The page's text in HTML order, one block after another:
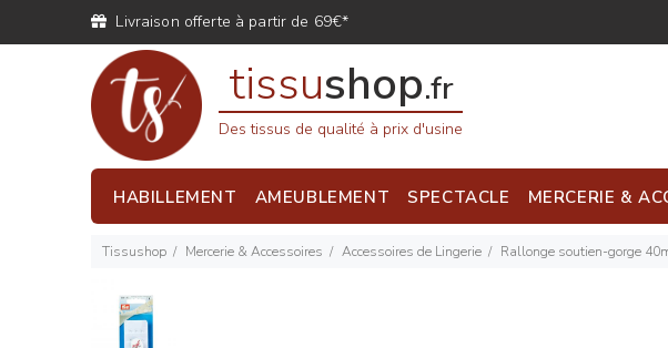
Livraison offerte à partir de 69€*
tissushop.fr
Des tissus de qualité à prix d'usine
HABILLEMENT AMEUBLEMENT SPECTACLE MERCERIE &
Tissushop Mercerie & Accessoires Accessoires de Lingerie Rallonge soutien-gorge